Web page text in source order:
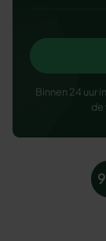
Binnen 24 uur
de